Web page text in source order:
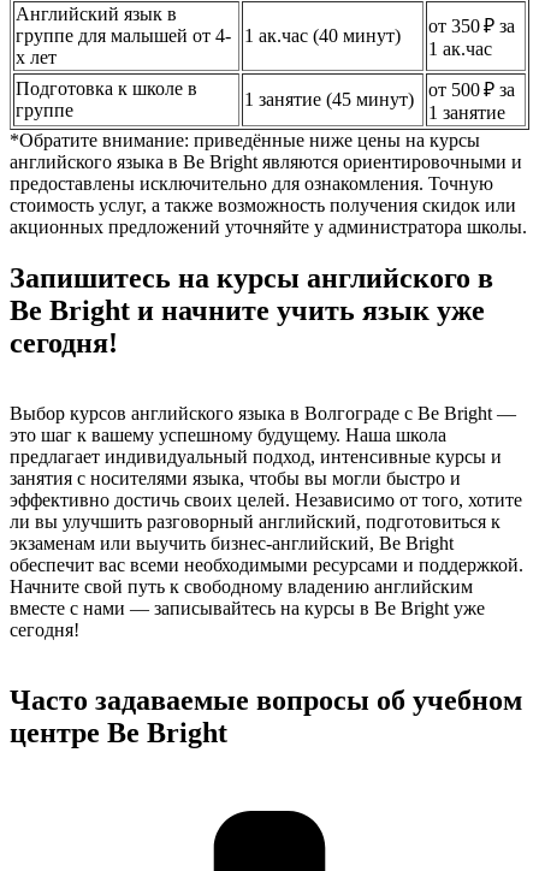
Английский язык в
группе для малышей от 4-
х лет
1 ак.час (40 минут)
от 350 ₽ за
1 ак.час
Подготовка к школе в
группе
1 занятие (45 минут)
от 500 ₽ за
1 занятие
*Обратите внимание: приведённые ниже цены на курсы
английского языка в Be Bright являются ориентировочными и
предоставлены исключительно для ознакомления. Точную
стоимость услуг, а также возможность получения скидок или
акционных предложений уточняйте у администратора школы.
Запишитесь на курсы английского в
Be Bright и начните учить язык уже
сегодня!
Выбор курсов английского языка в Волгограде с Be Bright —
это шаг к вашему успешному будущему. Наша школа
предлагает индивидуальный подход, интенсивные курсы и
занятия с носителями языка, чтобы вы могли быстро и
эффективно достичь своих целей. Независимо от того, хотите
ли вы улучшить разговорный английский, подготовиться к
экзаменам или выучить бизнес-английский, Be Bright
обеспечит вас всеми необходимыми ресурсами и поддержкой.
Начните свой путь к свободному владению английским
вместе с нами — записывайтесь на курсы в Be Bright уже
сегодня!
Часто задаваемые вопросы об учебном
центре Be Bright